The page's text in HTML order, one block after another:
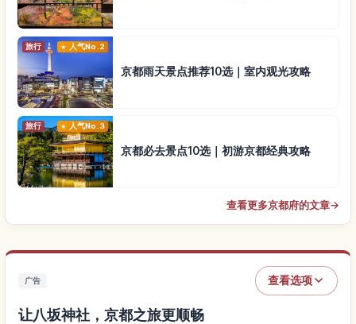
旅行 人气No.2
京都雨天景点推荐10选｜室内观光攻略
旅行 人气No.3
京都必去景点10选｜初游京都经典攻略
查看更多京都府的文章→
广告 查看选项
让八坂神社，京都之旅更顺畅